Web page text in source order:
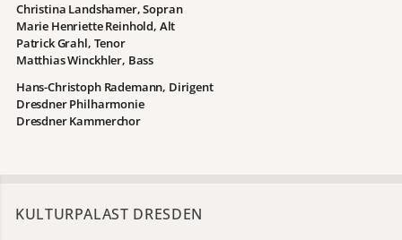
Christina Landshamer, Sopran
Marie Henriette Reinhold, Alt
Patrick Grahl, Tenor
Matthias Winckhler, Bass
Hans-Christoph Rademann, Dirigent
Dresdner Philharmonie
Dresdner Kammerchor
KULTURPALAST DRESDEN